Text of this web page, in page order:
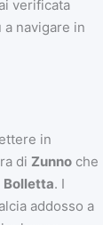
verificata
navigare in
in
di Zunnoche
Bolletta. I
addosso a